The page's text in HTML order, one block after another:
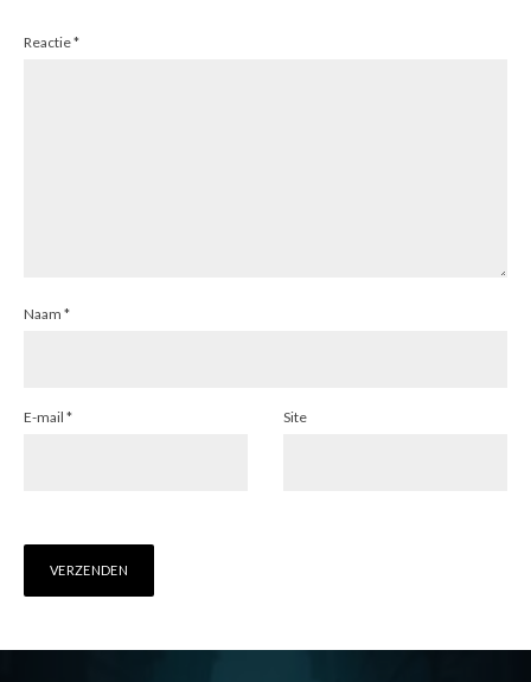
Reactie*
Naam *
E-mail * Site